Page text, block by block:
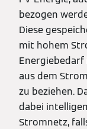
bezogen
Diese
mit hohem
Energiebedarf
aus dem
zu beziehen.
dabei
Stromnetz,